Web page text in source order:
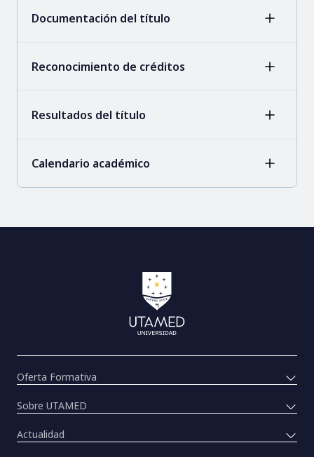
Documentación del título
Reconocimiento de créditos
Resultados del título
Calendario académico
Oferta Formativa
Sobre UTAMED
Actualidad